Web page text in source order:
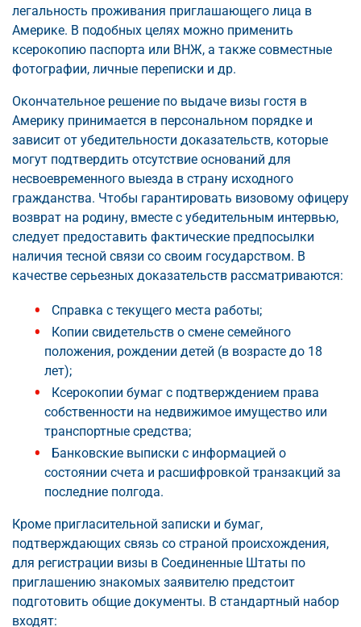
легальность проживания приглашающего лица в
Америке. В подобных целях можно применить
ксерокопию паспорта или ВНЖ, а также совместные
фотографии, личные переписки и др.
Окончательное решение по выдаче визы гостя в
Америку принимается в персональном порядке и
зависит от убедительности доказательств, которые
могут подтвердить отсутствие оснований для
несвоевременного выезда в страну исходного
гражданства. Чтобы гарантировать визовому офицеру
возврат на родину, вместе с убедительным интервью,
следует предоставить фактические предпосылки
наличия тесной связи со своим государством. В
качестве серьезных доказательств рассматриваются:
Справка с текущего места работы;
Копии свидетельств о смене семейного
положения, рождении детей (в возрасте до 18
лет);
Ксерокопии бумаг с подтверждением права
собственности на недвижимое имущество или
транспортные средства;
Банковские выписки с информацией о
состоянии счета и расшифровкой транзакций за
последние полгода.
Кроме пригласительной записки и бумаг,
подтверждающих связь со страной происхождения,
для регистрации визы в Соединенные Штаты по
приглашению знакомых заявителю предстоит
подготовить общие документы. В стандартный набор
входят: